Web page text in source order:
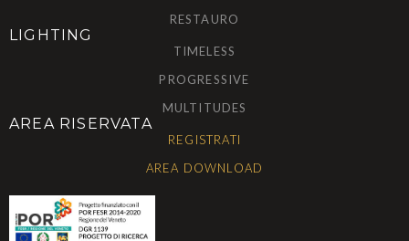
RESTAURO
LIGHTING
TIMELESS
PROGRESSIVE
MULTITUDES
AREA RISERVATA
REGISTRATI
AREA DOWNLOAD